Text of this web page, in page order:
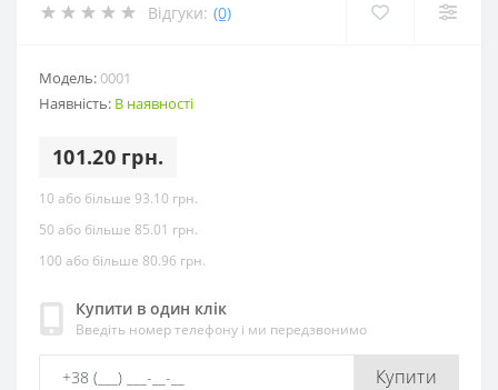
Відгуки: (0)
Модель:0001
Наявність: В наявності
101.20 грн.
10 або більше 93.10 грн.
50 або більше 85.01 грн.
100 або більше 80.96 грн.
Купити в один клік
Введіть номер телефону і ми передзвонимо
Купити